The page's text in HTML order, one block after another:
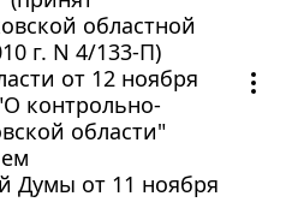
областной
г. N 4/133-П)
от 12 ноября
контрольно-
области"
Думы от 11 ноября